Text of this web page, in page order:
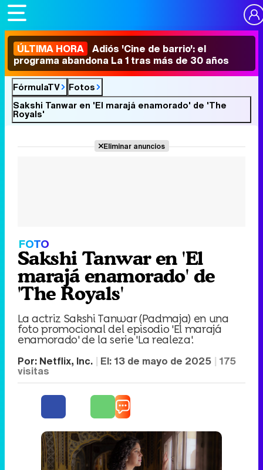
ÚLTIMA HORA Adiós 'Cine de barrio': el
programa abandona La 1 tras más de 30 años
FórmulaTV
Fotos
Sakshi Tanwar en 'El marajá enamorado' de 'The
Royals'
Eliminar anuncios
FOTO
Sakshi Tanwar en 'El
marajá enamorado' de
'The Royals'
La actriz Sakshi Tanwar (Padmaja) en una
foto promocional del episodio 'El marajá
enamorado' de la serie 'La realeza'.
Por: Netflix, Inc. El: 13 de mayo de 2025 175
visitas